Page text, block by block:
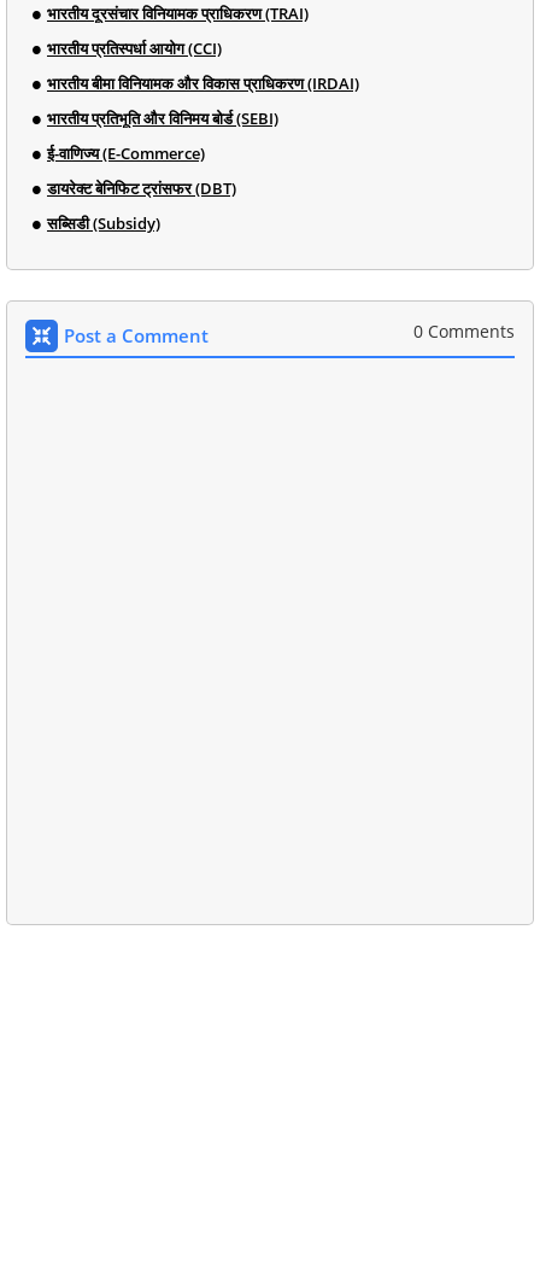
भारतीय दूरसंचार विनियामक प्राधिकरण (TRAI)
भारतीय प्रतिस्पर्धा आयोग (CCI)
भारतीय बीमा विनियामक और विकास प्राधिकरण (IRDAI)
भारतीय प्रतिभूति और विनिमय बोर्ड (SEBI)
ई-वाणिज्य (E-Commerce)
डायरेक्ट बेनिफिट ट्रांसफर (DBT)
सब्सिडी (Subsidy)
Post a Comment 0 Comments